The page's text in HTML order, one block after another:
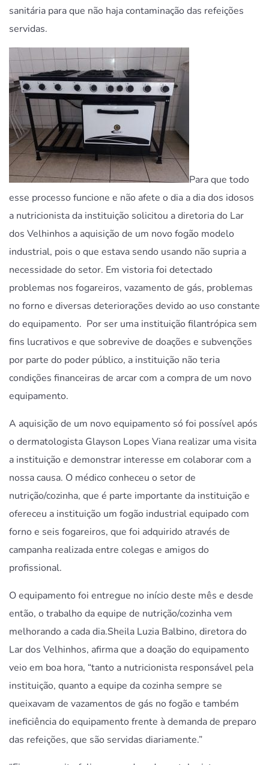
sanitária para que não haja contaminação das refeições
servidas.
Para que todo
esse processo funcione e não afete o dia a dia dos idosos
a nutricionista da instituição solicitou a diretoria do Lar
dos Velhinhos a aquisição de um novo fogão modelo
industrial, pois o que estava sendo usando não supria a
necessidade do setor. Em vistoria foi detectado
problemas nos fogareiros, vazamento de gás, problemas
no forno e diversas deteriorações devido ao uso constante
do equipamento. Por ser uma instituição filantrópica sem
fins lucrativos e que sobrevive de doações e subvenções
por parte do poder público, a instituição não teria
condições financeiras de arcar com a compra de um novo
equipamento.
A aquisição de um novo equipamento só foi possível após
o dermatologista Glayson Lopes Viana realizar uma visita
a instituição e demonstrar interesse em colaborar com a
nossa causa. O médico conheceu o setor de
nutrição/cozinha, que é parte importante da instituição e
ofereceu a instituição um fogão industrial equipado com
forno e seis fogareiros, que foi adquirido através de
campanha realizada entre colegas e amigos do
profissional.
O equipamento foi entregue no início deste mês e desde
então, o trabalho da equipe de nutrição/cozinha vem
melhorando a cada dia.Sheila Luzia Balbino, diretora do
Lar dos Velhinhos, afirma que a doação do equipamento
veio em boa hora, “tanto a nutricionista responsável pela
instituição, quanto a equipe da cozinha sempre se
queixavam de vazamentos de gás no fogão e também
ineficiência do equipamento frente à demanda de preparo
das refeições, que são servidas diariamente.”